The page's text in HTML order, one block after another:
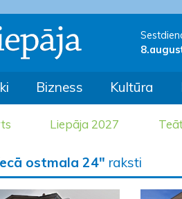
Bizness Kultūra
Liepāja 2027
ostmala 24" raksti